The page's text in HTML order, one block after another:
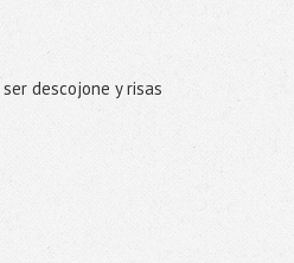
descojone y risas